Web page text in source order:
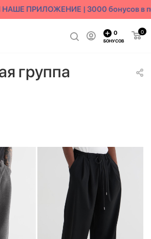
ПРИЛОЖЕНИЕ | 3000 бонусов в
0
0
БОНУСОВ
группа